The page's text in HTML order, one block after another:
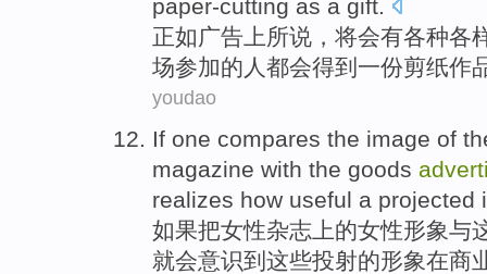
paper-cutting as a gift.
正如广告上所说 ， 将会有各种各
场参加的 人 都会得到 一份剪纸作
youdao
If one compares the image of
magazine with the goods
realizes how useful a projected
如果把女性杂志 上的女性形象与
就会意识到 这些投射的形象在商